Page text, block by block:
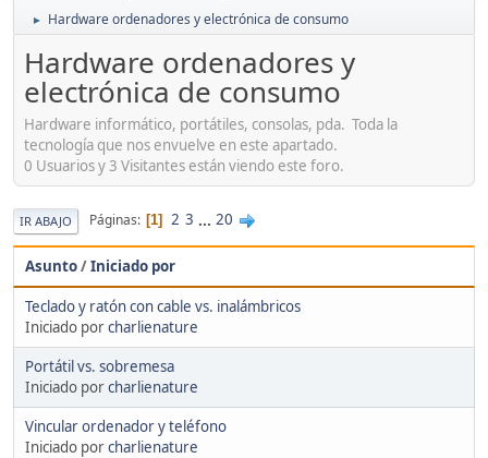
► Hardware ordenadores y electrónica de consumo
Hardware ordenadores y
electrónica de consumo
Hardware informático, portátiles, consolas, pda. Toda la
tecnología que nos envuelve en este apartado.
0 Usuarios y 3 Visitantes están viendo este foro.
IR ABAJO Páginas 1 2 3 ... 20
Asunto/Iniciado por
Teclado y ratón con cable vs. inalámbricos
Iniciado porcharlienature
Portátil vs. sobremesa
Iniciado porcharlienature
Vincular ordenador y teléfono
Iniciado porcharlienature